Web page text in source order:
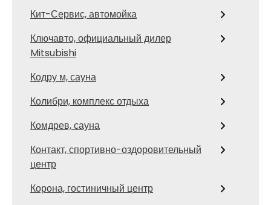
Кит-Сервис, автомойка
Ключавто, официальный дилер
Mitsubishi
Кодру м, сауна
Колибри, комплекс отдыха
Комдрев, сауна
Контакт, спортивно-оздоровительный
центр
Корона, гостиничный центр